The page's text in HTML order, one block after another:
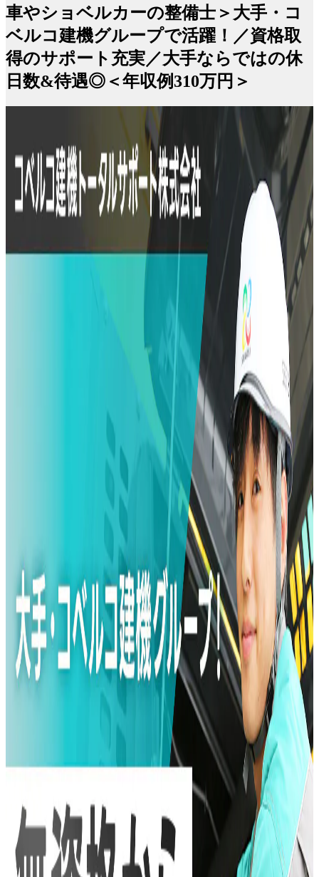
車やショベルカーの整備士＞大手・コ
ベルコ建機グループで活躍！／資格取
得のサポート充実／大手ならではの休
日数&待遇◎＜年収例310万円＞